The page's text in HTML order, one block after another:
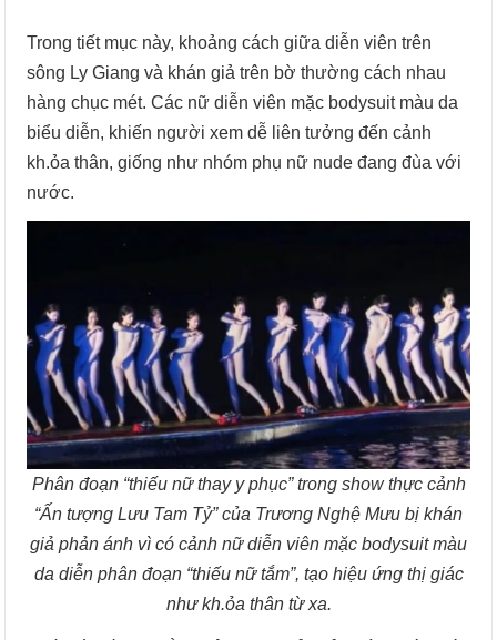
Trong tiết mục này, khoảng cách giữa diễn viên trên
sông Ly Giang và khán giả trên bờ thường cách nhau
hàng chục mét. Các nữ diễn viên mặc bodysuit màu da
biểu diễn, khiến người xem dễ liên tưởng đến cảnh
kh.ỏa thân, giống như nhóm phụ nữ nude đang đùa với
nước.
Phân đoạn “thiếu nữ thay y phục” trong show thực cảnh
“Ấn tượng Lưu Tam Tỷ” của Trương Nghệ Mưu bị khán
giả phản ánh vì có cảnh nữ diễn viên mặc bodysuit màu
da diễn phân đoạn “thiếu nữ tắm”, tạo hiệu ứng thị giác
như kh.ỏa thân từ xa.